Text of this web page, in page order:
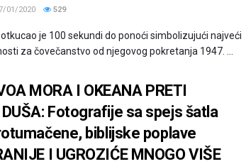
01/2020 529
je 100 sekundi do ponoći simbolizujući najveći
za čovečanstvo od njegovog pokretanja 1947. ...
MORA I OKEANA PRETI
Fotografije sa spejs šatla
biblijske poplave
I UGROZIĆE MNOGO VIŠE